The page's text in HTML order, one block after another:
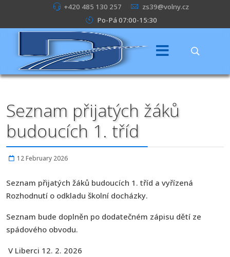
+420 485 130 257
zs39@volny.cz
Po-Pá 07:00-15:30
Seznam přijatých žáků
budoucích 1. tříd
12 February 2026
Seznam přijatých žáků budoucích 1. tříd a vyřízená
Rozhodnutí o odkladu školní docházky.
Seznam bude doplněn po dodatečném zápisu dětí ze
spádového obvodu.
V Liberci 12. 2. 2026